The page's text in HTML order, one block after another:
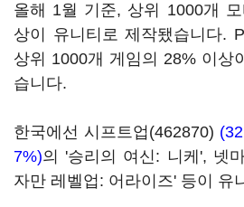
올해 1월 기준, 상위 1000개 모
상이 유니티로 제작됐습니다.
상위 1000개 게임의 28% 이상
습니다.
한국에선시프트업(462870)
7%)의 '승리의 여신: 니케', 넷
자만 레벨업: 어라이즈' 등이 유